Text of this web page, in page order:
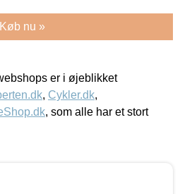
Køb nu »
er i øjeblikket
, Cykler.dk,
, som alle har et stort